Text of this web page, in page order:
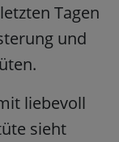
Tagen
und
liebevoll
sieht